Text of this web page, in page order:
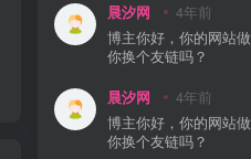
steal! Don't deal with
company!
晨汐网 4年前
博主你好，你的网站
你换个友链吗？
晨汐网 4年前
博主你好，你的网站
你换个友链吗？